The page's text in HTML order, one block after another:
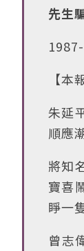
先生
【本
朱延
順應
將知
寶喜
睜一
曾志